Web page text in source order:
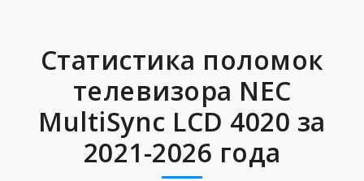
Статистика поломок
телевизора NEC
MultiSync LCD 4020 за
2021-2026 года